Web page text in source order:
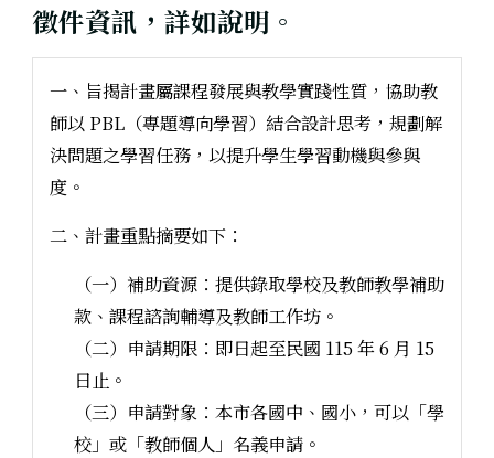
徵件資訊，詳如說明。
一、旨揭計畫屬課程發展與教學實踐性質，協助教
師以 PBL（專題導向學習）結合設計思考，規劃解
決問題之學習任務，以提升學生學習動機與參與
度。
二、計畫重點摘要如下：
（一）補助資源：提供錄取學校及教師教學補助
款、課程諮詢輔導及教師工作坊。
（二）申請期限：即日起至民國 115 年 6 月 15
日止。
（三）申請對象：本市各國中、國小，可以「學
校」或「教師個人」名義申請。